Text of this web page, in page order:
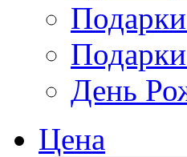
День
Цена